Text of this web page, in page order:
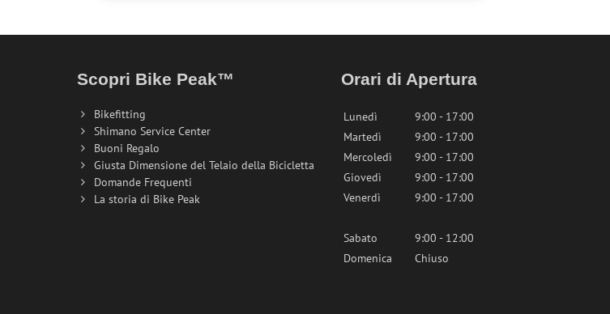
Scopri Bike Peak™
Bikefitting
Shimano Service Center
Buoni Regalo
Giusta Dimensione del Telaio della Bicicletta
Domande Frequenti
La storia di Bike Peak
Orari di Apertura
Lunedì
9:00 - 17:00
Martedì
9:00 - 17:00
Mercoledì
9:00 - 17:00
Giovedì
9:00 - 17:00
Venerdì
9:00 - 17:00
Sabato
9:00 - 12:00
Domenica
Chiuso